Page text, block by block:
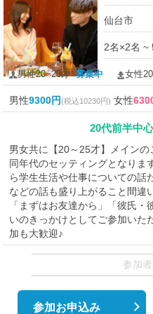
仙台市
2名×2名 ~
男性20~25才募集中 女性
男性9300円(税込10230円) 女性
20代前半中
男女共に【20～25才】メインの
同年代のセッティングとなりま
ら学生生活や仕事についての話
などの話も盛り上がること間違
「まずはお友達から」「彼氏
いのきっかけとしてご参加いた
加も大歓迎♪
参加者
参加お申込み